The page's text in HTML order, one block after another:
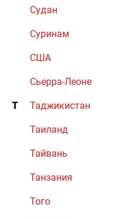
Судан
Суринам
США
Сьерра-Леоне
Т Таджикистан
Таиланд
Тайвань
Танзания
Того